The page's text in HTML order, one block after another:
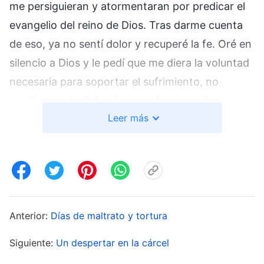
me persiguieran y atormentaran por predicar el
evangelio del reino de Dios. Tras darme cuenta
de eso, ya no sentí dolor y recuperé la fe. Oré en
silencio a Dios y le pedí que me diera la voluntad
necesaria para soportar el sufrimiento, no
mi testimonio para glorificar a Dios.
dispuesto a hablar, me impidieron dormir. Los
veían que cerraba los ojos, me daban una
dos oficiales que acababan de comenzar su
Leer más
Anterior: Días de maltrato y tortura
Siguiente: Un despertar en la cárcel